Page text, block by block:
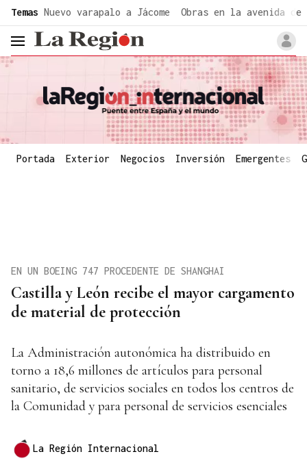
Temas Nuevo varapalo a Jácome Obras en la avenida de
header.menu.open
Portada Exterior Negocios Inversión Emergentes
Castilla y León recibe el mayor cargamento
de material de protección
EN UN BOEING 747 PROCEDENTE DE SHANGHAI
La Administración autonómica ha distribuido en
torno a 18,6 millones de artículos para personal
sanitario, de servicios sociales en todos los centros de
la Comunidad y para personal de servicios esenciales
La Región Internacional